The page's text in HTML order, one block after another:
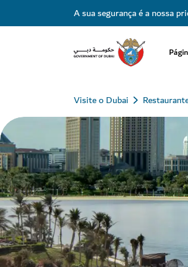
A sua segurança é a nossa
Visite o Dubai